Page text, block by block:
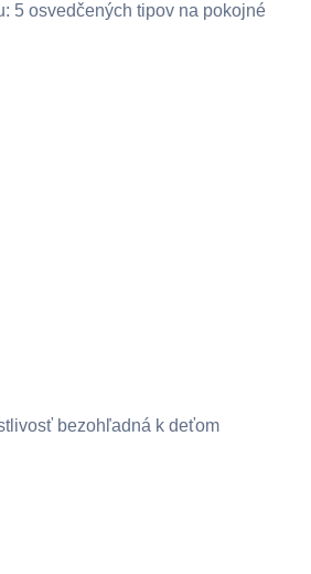
5 osvedčených tipov na pokojné
bezohľadná k deťom